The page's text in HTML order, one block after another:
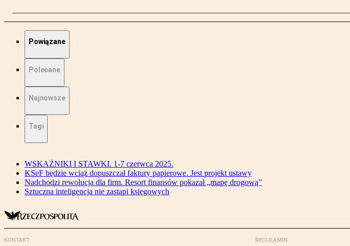
Powiązane
Polecane
Najnowsze
Tagi
WSKAŻNIKI I STAWKI. 1-7 czerwca 2025.
KSeF będzie wciąż dopuszczał faktury papierowe. Jest projekt ustawy
Nadchodzi rewolucja dla firm. Resort finansów pokazał „mapę drogową”
Sztuczna inteligencja nie zastąpi księgowych
KONTAKT REGULAMIN